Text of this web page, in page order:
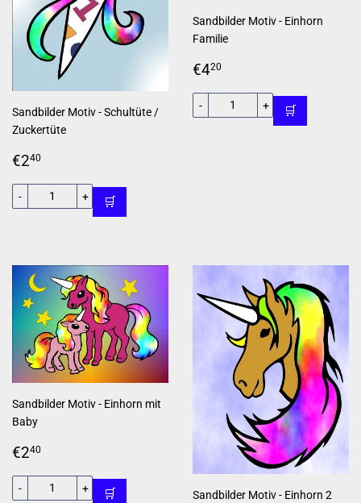
Sandbilder Motiv - Schultüte /
Zuckertüte
Normaler
€240
+
- 🛒
Sandbilder Motiv - Einhorn
Familie
Normaler
€420
+
- 🛒
Sandbilder Motiv - Einhorn mit
Baby
Normaler
€240
+
- 🛒 Sandbilder Motiv - Einhorn 2